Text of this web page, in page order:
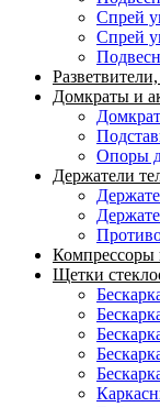
Спрей
Спрей
Домкраты и
Опоры
Держатели
Компрессоры
Щетки